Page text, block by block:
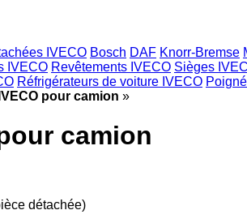
IVECO Bosch DAF Knorr-Bremse
IVECO Revêtements IVECO Sièges
Réfrigérateurs de voiture IVECO
pour camion »
camion
détachée)